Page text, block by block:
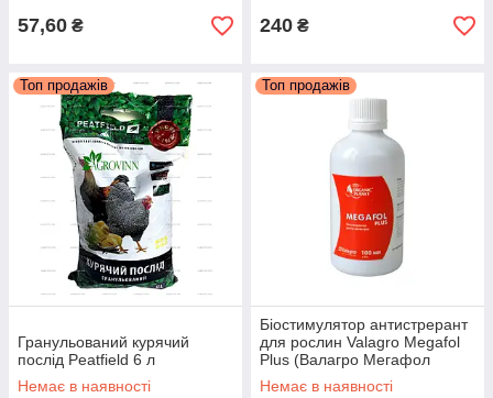
57,60 ₴ 240 ₴
Топ продажів
Гранульований курячий
послід Peatfield 6 л
Немає в наявності
Топ продажів
Біостимулятор антистрерант
для рослин Valagro Megafol
Plus (Валагро Мегафол
Плюс) 100 мл
Немає в наявності